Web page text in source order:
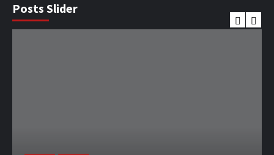
Posts Slider